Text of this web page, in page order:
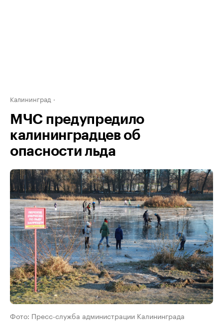
Калининград
МЧС предупредило
калининградцев об
опасности льда
Фото: Пресс-служба администрации Калининграда